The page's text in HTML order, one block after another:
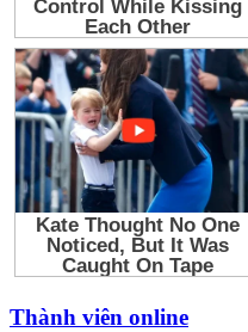
Thành viên online